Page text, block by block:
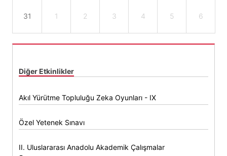
31 1 2 3 4 5 6
Diğer Etkinlikler
Akıl Yürütme Topluluğu Zeka Oyunları - IX
Özel Yetenek Sınavı
II. Uluslararası Anadolu Akademik Çalışmalar